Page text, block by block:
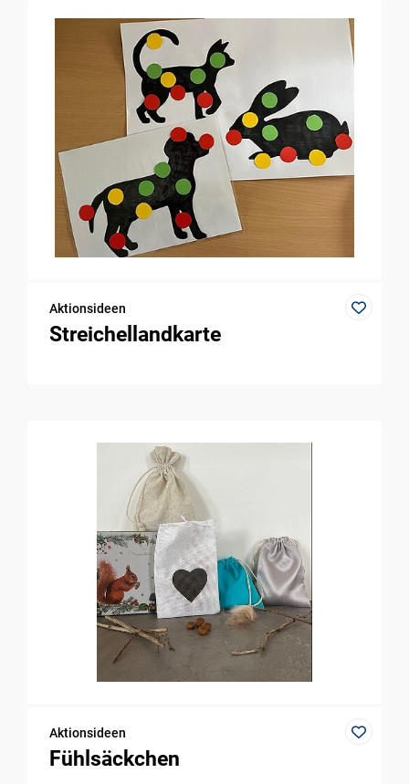
Aktionsideen
Streichellandkarte
Aktionsideen
Fühlsäckchen